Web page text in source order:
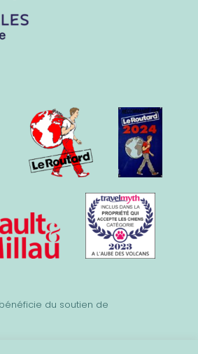
du soutien de